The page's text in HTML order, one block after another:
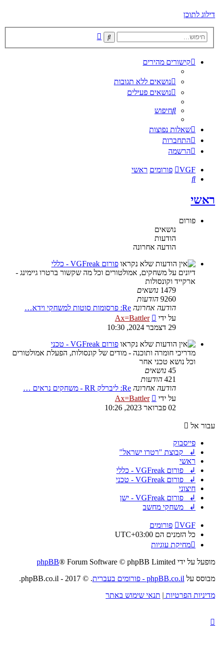
דילוג לתוכן
חיפוש
קישורים מהירים
נושאים ללא תגובות
נושאים פעילים
חיפוש
שאלות נפוצות
התחברות
הרשמה
VGF פורומים ראשי
חיפוש
ראשי
פורום
נושאים
הודעות
הודעה אחרונה
פורום VGFreak - כללי
דיונים על משחקים, אמולטורים וכל מה שקשור ברטרו גיימינג -
ארקייד וקונסולות
1479 נושאים
9260 הודעות
הודעה אחרונה Re: פרסומות סוטות למשחקי וידא…
על ידי
Ax=Battler
בהודעה
29 דצמבר 2024, 10:30
פורום VGFreak - טכני
מדריכי חומרה ותוכנה - מודים של קונסולות, הפעלת אמולטורים
וכל נושא טכני אחר
45 נושאים
421 הודעות
הודעה אחרונה Re: ליברלק RR - משחקים נראים …
על ידי
Ax=Battler
בהודעה
02 פברואר 2023, 10:26
עבור אל
פייסבוק
↲ קבוצת "רטרו ישראל"
ראשי
↲ פורום VGFreak - כללי
↲ פורום VGFreak - טכני
חיצוני
↲ פורום VGFreak - ישן
↲ משחקי מחשב
VGF
פורומים
כל הזמנים הם UTC+03:00
מחיקת עוגיות
מופעל על ידי phpBB® Forum Software © phpBB Limited
מבוסס על phpBB.co.il - פורומים בעברית
. © 2017 - phpBB.co.il.
מדיניות הפרטיות | תנאי שימוש באתר